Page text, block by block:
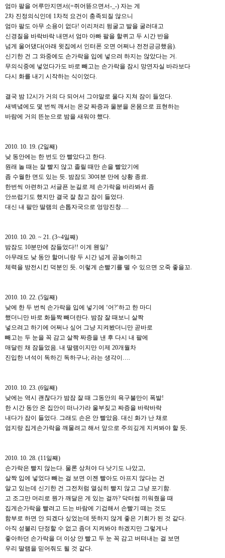
엄마 팔을 어루만지면서(=쥐어뜯으면서-_-) 자는 게
2차 진정의식인데 1차적 요건이 충족되질 않으니
엄마 팔도 아무 소용이 없다! 이리저리 뒹굴고 발을 굴러대고
신경질을 바락바락 내면서 엄마 아빠 팔을 할퀴고 두 시간 반을
넘게 울어댔다(아래 윗집에서 인터폰 오면 어쩌나 전전긍긍했음).
신기한 건 그 와중에도 손가락을 입에 넣으려 하지는 않았다는 거.
무의식중에 넣었다가도 바로 빼고는 손가락을 잠시 망연자실 바라보다
다시 화를 내기 시작하는 식이었다.
결국 밤 12시가 거의 다 되어서 그야말로 울다 지쳐 잠이 들었다.
새벽녘에도 몇 번씩 깨서는 온갖 짜증과 울분을 온몸으로 표현하는
바람에 거의 뜬눈으로 밤을 새워야 했다.
2010. 10. 19. (2일째)
낮 동안에는 한 번도 안 빨았다고 한다.
원래 놀 때는 잘 빨지 않고 졸릴 때만 손을 빨았기에
좀 수월한 면도 있는 듯. 밤잠도 30여분 만에 상황 종료.
한번씩 아련하고 서글픈 눈길로 제 손가락을 바라봐서 좀
안쓰럽기도 했지만 결국 잘 참고 잠이 들었다.
대신 내 팔만 딸램의 손톱자국으로 엉망진창….
2010. 10. 20. ~ 21. (3~4일째)
밤잠도 10분만에 잠들었다!! 이게 웬일?
아무래도 낮 동안 할머니랑 두 시간 넘게 공놀이하고
체력을 방전시킨 덕분인 듯. 이렇게 손빨기를 뗄 수 있으면 오죽 좋을꼬.
2010. 10. 22. (5일째)
낮에 한 두 번씩 손가락을 입에 넣기에 ‘어?’하고 한 마디
했더니만 바로 화들짝 빼더란다. 밤잠 잘 때보니 살짝
넣으려고 하기에 어쩌나 싶어 그냥 지켜봤더니만 곧바로
빼고는 두 눈을 꼭 감고 살짝 짜증을 낸 후 다시 내 팔에
매달린 채 잠들었음. 내 딸램이지만 이제 20개월차
진입한 녀석이 독하긴 독하구나; 라는 생각이….
2010. 10. 23. (6일째)
낮에는 역시 괜찮다가 밤잠 잘 때 그동안의 욕구불만이 폭발!
한 시간 동안 온 집안이 떠나가라 울부짖고 짜증을 바락바락
내다가 잠이 들었다. 그래도 손은 안 빨았음. 대신 화가 난 채로
엄지랑 집게손가락을 깨물려고 해서 앞으로 주의깊게 지켜봐야 할 듯.
2010. 10. 28. (11일째)
손가락은 빨지 않는다. 물론 상처야 다 낫기도 나았고,
살짝 입에 넣었다 빼는 걸 보면 이젠 빨아도 아프지 않다는 건
알고 있는데 신기한 건 그전처럼 열심히 빨지 않고 그냥 포기함.
고 조그만 머리로 뭔가 깨달은 게 있는 걸까? 닥터썸 끼워줬을 때
집게손가락을 빨려고 드는 바람에 기겁해서 손빨기 떼는 것도
함부로 하면 안 되겠다 싶었는데 뜻하지 않게 좋은 기회가 된 것 같다.
아직 섣불리 단정할 수 없고 좀더 지켜봐야 하겠지만 그렇게나
좋아하던 손가락을 더 이상 안 빨고 두 눈 꼭 감고 버텨내는 걸 보면
우리 딸램을 믿어줘도 될 것 같다.